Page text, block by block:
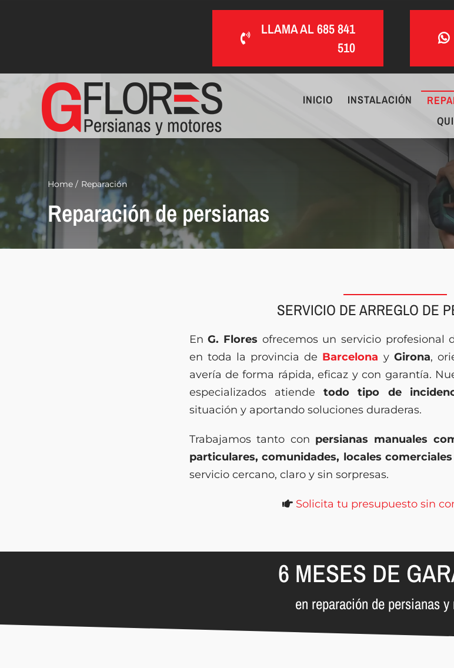
LLAMA AL 685 841
510
INICIO INSTALACIÓN
Home Reparación
Reparación de persianas
SERVICIO DE ARREGLO DE
EnG. Flores ofrecemos un servicio profesional
en toda la provincia de Barcelona y Girona,
avería de forma rápida, eficaz y con garantía.
especializados atiendetodo tipo de
situación y aportando soluciones duraderas.
Trabajamos tanto con persianas manuales
particulares, comunidades, locales
servicio cercano, claro y sin sorpresas.
Solicita tu presupuesto sin
6 MESES DE
en reparación de persianas y